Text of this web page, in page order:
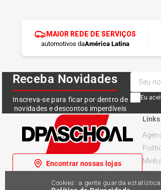
Cookies: a gente guarda
MAIOR REDE DE SERVIÇOS
automotivos daAmérica Latina
Receba Novidades
Inscreva-se para ficar por dentro de
novidades e descontos imperdíveis
Eu
Encontrar nossas lojas